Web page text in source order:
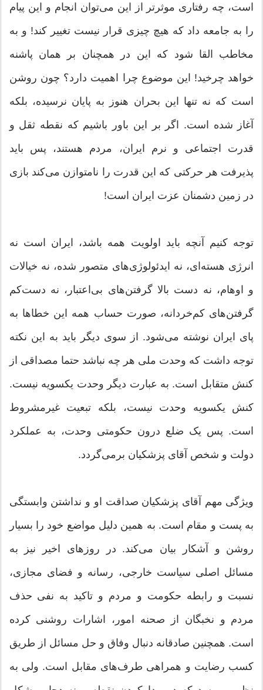
است، چه رفتاری موثرتر از این می‌توان انجام و این پیام
را به جامعه داد که هیچ چیزی قرار نیست تغییر کند! و به
مخاطب القا شود که این در همچنان بر همان پاشنه
خواهد چرخید! این موضوع چرا اهمیت دارد؟ چون روشن
است که نه تنها این بحران هنوز به پایان نرسیده، بلکه
آغاز شده است. اگر بر این باور باشیم که نقطه ثقل و
قدرت اجتماعی و نرم ایران، مردم هستند، پس باید
پذیرفت هر حرکتی که این قدرت را نامتوازن می‌کند بازی
در زمین دشمنان عزت ایران است!
توجه کنیم آنچه باید اولویت همه باشد، ایران است نه
انرژی هسته‌ای، نه ایدئولوژی‌های متصور شده، نه خیالات
و اوهام، نه دست بالا گرفتن‌های بی‌اعتبار، نه دست‌کم
گرفتن‌های کم‌خردانه، صورت حساب همه این خطاها به
پای ایران نوشته می‌شود. از سوی دیگر باید به این نکته
توجه داشت که وحدت ملی هر چه نباشد حتما مصداقی از
کنش متقابل است. به عبارت دیگر وحدت یکسویه نیست.
کنش یکسویه وحدت نیست، بلکه تبعیت غیرمشروط
است. پس یک ضلع درون حکومتی وحدت، به عملکرد
دولت و شخص آقای پزشکیان برمی‌گردد.
ویژگی مهم آقای پزشکیان صداقت او و نداشتن وابستگی
به پست و مقام است. به همین دلیل مواضع خود را بسیار
روشن و آشکار بیان می‌کند. در روزهای اخیر نیز به
مسائل اصلی سیاست خارجی، رسانه و فضای مجازی،
نسبت و رابطه حکومت و مردم و تاکید به نفی حذف
مردم و نخبگان از صحنه امور، اشارات روشنی کرده
است. همچنین صادقانه دنبال وفاق و حل مسائل از طریق
کسب رضایت و همراهی طرف‌های مقابل است. ولی به